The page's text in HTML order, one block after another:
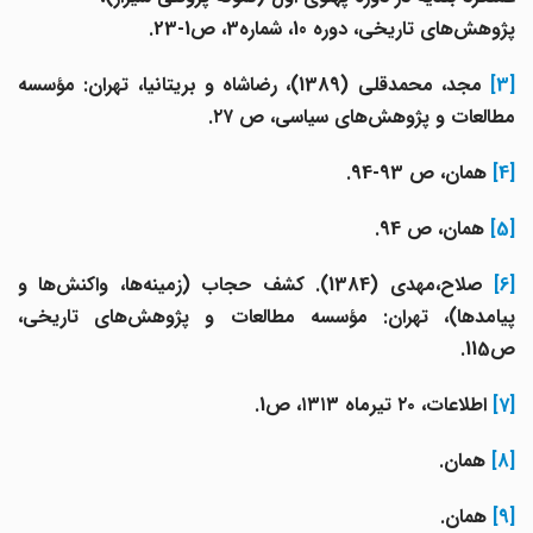
پژوهش‌های تاریخی، دوره 10، شماره3، ص1-23.
مجد، محمدقلی (1389)، رضاشاه و بریتانیا، تهران: مؤسسه
مطالعات و پژوهش‌های سیاسی، ص ۲۷.
همان، ص 93-94.
همان، ص 94.
صلاح،‌مهدی (1384). کشف حجاب (زمینه‌ها، واکنش‌ها و
پیامدها)، تهران: مؤسسه مطالعات و پژوهش‌های تاریخی،
ص115.
اطلاعات، ۲۰ تیرماه ۱۳۱۳، ص1.
همان.
همان.